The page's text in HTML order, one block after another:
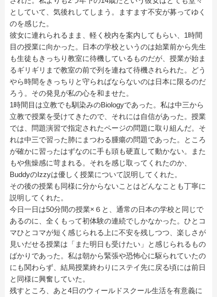
としていて、気後れしてしまう。ますます不安が募ってゆく
のを感じた。
彼女に連れられるまま、軽く校内を案内してもらい、1時間
目の授業に向かった。日本の学校というのは始業前から先生
も生徒もきっちり教室に待機しているものだが、授業が始ま
るギリギリまで教室の前で列を連ねて待機されられた。どう
やら時間をきっちりと守らればならないのは日本に限るのだ
ろう。その発見が私の心を和ませた。
1時間目は立教でも馴染みのBiologyであった。私は中三から
立教で授業を受けてきたので、それには自信があった。授業
では、問題演習で指定されたページの問題に取り組んだ。そ
れは中三で習った肺にまつわる腫瘍の問題であった。ところ
が確かに習ったはずなのに手も頭も硬直して動かない。また
もや焦燥感に苛まれる。それを感じ取ってくれたのか、
BuddyのIzzyは優しく授業について説明してくれた。
その後の授業も同様に分からないことはどんなことも丁寧に
説明してくれた。
今日一日は50分間の授業×６と、通常の日本の学校と同じで
あるのに、全くもって初体験の連続でしかなかった。ひとコ
マひとコマが短く感じられる上に不安を残しつつ、楽しさが
見いだせる授業は「また明日も受けたい」と感じられるもの
ばかりであった。私は朝から緊張や恐怖心に駆られていたの
にも関わらず、結局授業終わりにステイ先に戻る頃には前日
と同様に興奮していた。
残すところ、あと4日のウィールドスクール生活を有意義に